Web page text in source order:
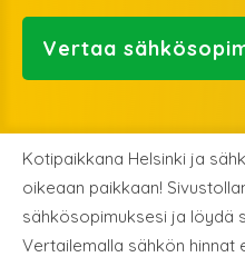
Vertaa
Kotipaikkana Helsinki ja
oikeaan paikkaan!
sähkösopimuksesi ja löydä
Vertailemalla sähkön hinnat